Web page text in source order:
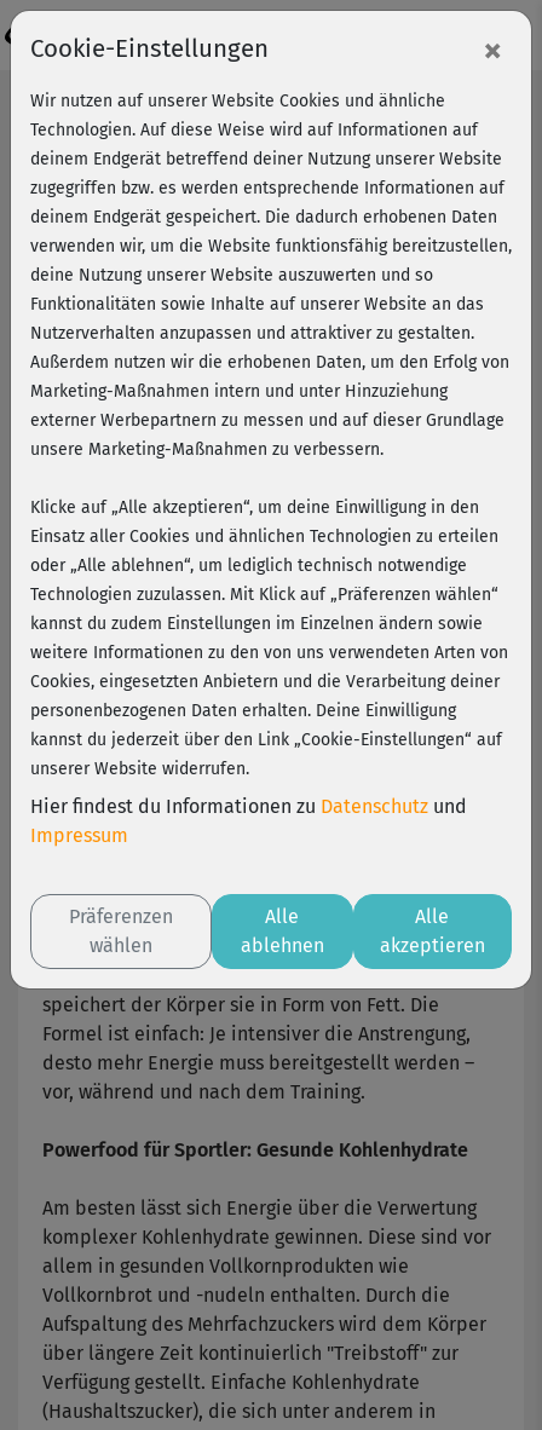
Fit essen: Kohlenhydrate für
Sportler
Wer sich gesund ernährt, profitiert in allen
Lebenslagen – auch beim Sport! Der Körper wird
optimal mit Energie versorgt und erholt sich nach
anstrengenden Trainings schneller. Viel Power für
Sportler liefern Kohlenhydrate.
Kohlenhydrate gehören wie Fette und Eiweiße
(Proteine) zu den drei Säulen ausgewogener
Sie liefern Treibstoff für den Körper, Power für die
Muskeln und befeuern das Hirn. Erst wenn die
Kohlenhydratzufuhr höher ist als der Bedarf,
speichert der Körper sie in Form von Fett. Die
Formel ist einfach: Je intensiver die Anstrengung,
desto mehr Energie muss bereitgestellt werden –
vor, während und nach dem Training.
Powerfood für Sportler: Gesunde Kohlenhydrate
Am besten lässt sich Energie über die Verwertung
komplexer Kohlenhydrate gewinnen. Diese sind vor
allem in gesunden Vollkornprodukten wie
Vollkornbrot und -nudeln enthalten. Durch die
Aufspaltung des Mehrfachzuckers wird dem Körper
über längere Zeit kontinuierlich "Treibstoff" zur
Verfügung gestellt. Einfache Kohlenhydrate
(Haushaltszucker), die sich unter anderem in
Cookie-Einstellungen ×
Wir nutzen auf unserer Website Cookies und ähnliche
Technologien. Auf diese Weise wird auf Informationen auf
deinem Endgerät betreffend deiner Nutzung unserer Website
zugegriffen bzw. es werden entsprechende Informationen auf
deinem Endgerät gespeichert. Die dadurch erhobenen Daten
verwenden wir, um die Website funktionsfähig bereitzustellen,
deine Nutzung unserer Website auszuwerten und so
Funktionalitäten sowie Inhalte auf unserer Website an das
Nutzerverhalten anzupassen und attraktiver zu gestalten.
Außerdem nutzen wir die erhobenen Daten, um den Erfolg von
Marketing-Maßnahmen intern und unter Hinzuziehung
externer Werbepartnern zu messen und auf dieser Grundlage
unsere Marketing-Maßnahmen zu verbessern.
Klicke auf „Alle akzeptieren“, um deine Einwilligung in den
Einsatz aller Cookies und ähnlichen Technologien zu erteilen
oder „Alle ablehnen“, um lediglich technisch notwendige
Technologien zuzulassen. Mit Klick auf „Präferenzen wählen“
kannst du zudem Einstellungen im Einzelnen ändern sowie
weitere Informationen zu den von uns verwendeten Arten von
Cookies, eingesetzten Anbietern und die Verarbeitung deiner
personenbezogenen Daten erhalten. Deine Einwilligung
kannst du jederzeit über den Link „Cookie-Einstellungen“ auf
unserer Website widerrufen.
Hier findest du Informationen zu Datenschutz und
Impressum
Präferenzen
wählen
Alle
ablehnen
Alle
akzeptieren